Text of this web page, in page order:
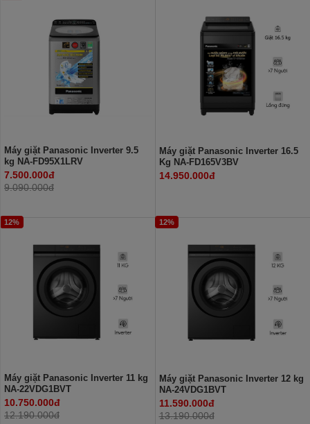
Máy giặt Panasonic Inverter 9.5
kg NA-FD95X1LRV
7.500.000đ
9.090.000đ
Máy giặt Panasonic Inverter 16.5
Kg NA-FD165V3BV
14.950.000đ
12%
Máy giặt Panasonic Inverter 11 kg
NA-22VDG1BVT
10.750.000đ
12.190.000đ
12%
Máy giặt Panasonic Inverter 12 kg
NA-24VDG1BVT
11.590.000đ
13.190.000đ